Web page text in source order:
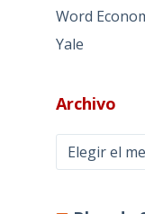
Word
Yale
Archivo
Archivo